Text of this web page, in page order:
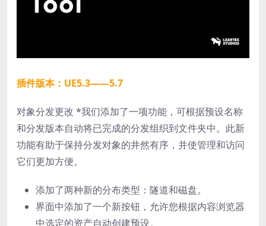
插件版本：UE5.3——5.7
对象分发更改 *我们添加了一项功能，可根据预设名称
和分发版本自动将已完成的分发组织到文件夹中。此新
功能有助于保持分发对象的井然有序，并使管理和访问
它们更加方便。
添加了两种新的分布类型：隧道和磁盘。
界面中添加了一个新按钮，允许您根据内容浏览器
中选定的资产自动创建预设。